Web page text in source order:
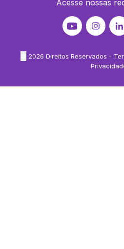
Acesse nossas
2026 Direitos Reservados -